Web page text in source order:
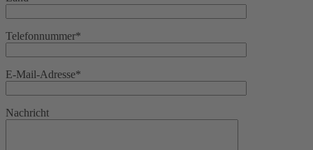
Telefonnummer*
E-Mail-Adresse*
Nachricht